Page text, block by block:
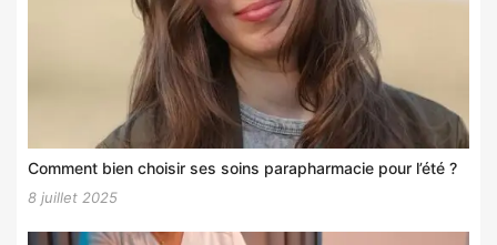
Comment bien choisir ses soins parapharmacie pour l’été ?
8 juillet 2025